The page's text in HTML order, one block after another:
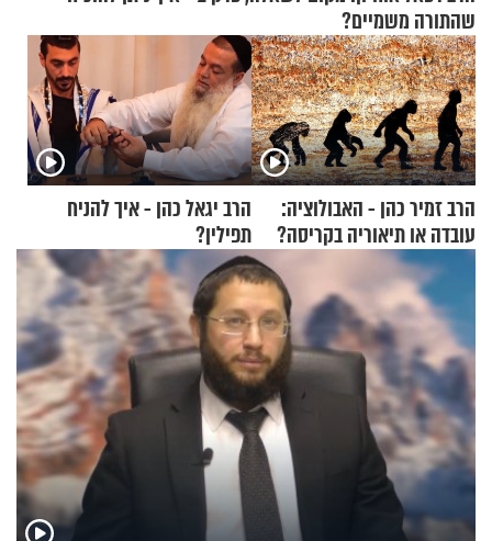
שהתורה משמיים?
הרב זמיר כהן - האבולוציה:
עובדה או תיאוריה בקריסה?
הרב יגאל כהן - איך להניח
תפילין?